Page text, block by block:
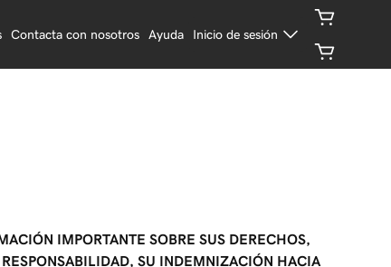
Contacta con nosotros Ayuda Inicio de sesión
IMPORTANTE SOBRE SUS DERECHOS,
SU INDEMNIZACIÓN HACIA